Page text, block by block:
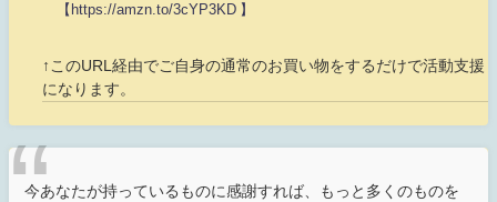
【https://amzn.to/3cYP3KD 】
↑このURL経由でご自身の通常のお買い物をするだけで活動支援
になります。
今あなたが持っているものに感謝すれば、もっと多くのものを